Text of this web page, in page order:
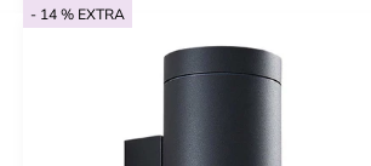
- 14 % EXTRA